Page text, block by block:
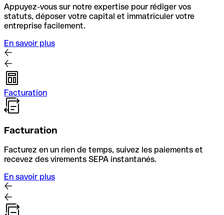
Appuyez-vous sur notre expertise pour rédiger vos
statuts, déposer votre capital et immatriculer votre
entreprise facilement.
En savoir plus
Facturation
Facturation
Facturez en un rien de temps, suivez les paiements et
recevez des virements SEPA instantanés.
En savoir plus